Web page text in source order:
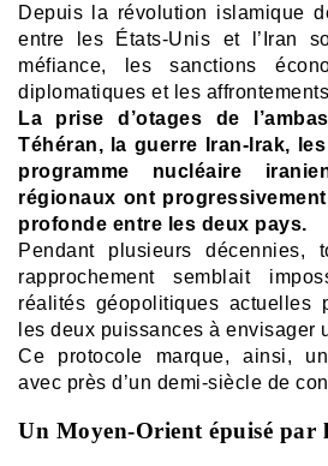
Depuis la révolution islamique
entre les États-Unis et l’Iran
méfiance, les sanctions
diplomatiques et les
La prise d’otages de
Téhéran, la guerre Iran-Irak,
programme nucléaire
régionaux ont
profonde entre les deux pays.
Pendant plusieurs décennies,
rapprochement semblait
réalités géopolitiques actuelles
les deux puissances à envisager
Ce protocole marque, ainsi,
avec près d’un demi-siècle de
Un Moyen-Orient épuisé par